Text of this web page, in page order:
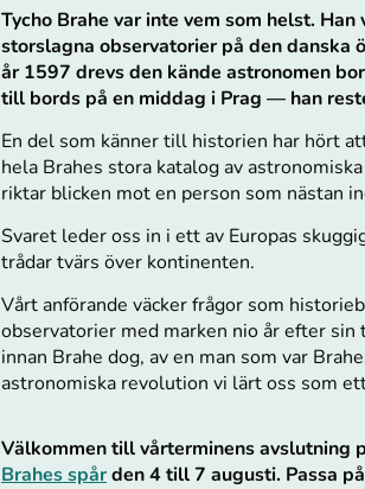
Tycho Brahe var inte vem som helst.
storslagna observatorier på den danska
år 1597 drevs den kände astronomen
till bords på en middag i Prag — han
En del som känner till historien har hört
hela Brahes stora katalog av
riktar blicken mot en person som nästan
Svaret leder oss in i ett av Europas
trådar tvärs över kontinenten.
Vårt anförande väcker frågor som
observatorier med marken nio år efter
innan Brahe dog, av en man som var
astronomiska revolution vi lärt oss som
Välkommen till vårterminens avslutning
Brahes spården 4 till 7 augusti. Passa